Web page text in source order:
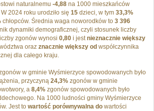
naturalnemu -4,88 na 1000 mieszkańców
2024 roku urodziło się 15 dzieci, w tym 33,3%
chłopców. Średnia waga noworodków to 3 396
dynamiki demograficznej, czyli stosunek liczby
zgonów wynosi 0,80 i jestnieznacznie większy
oraz znacznie większy od współczynnika
dla całego kraju.
w gminie Wyśmierzyce spowodowanych było
przyczyną 24,3% zgonów w gminie
a 8,4% zgonów spowodowanych było
Na 1000 ludności gminy Wyśmierzyce
Jest to wartość porównywalna do wartości